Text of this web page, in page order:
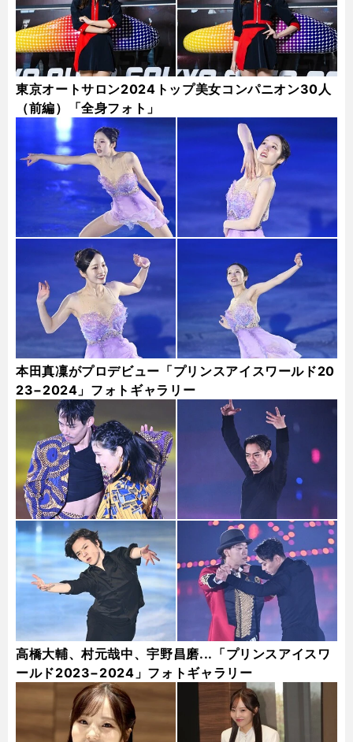
東京オートサロン2024トップ美女コンパニオン30人
（前編）「全身フォト」
本田真凜がプロデビュー「プリンスアイスワールド20
23−2024」フォトギャラリー
高橋大輔、村元哉中、宇野昌磨...「プリンスアイスワ
ールド2023−2024」フォトギャラリー